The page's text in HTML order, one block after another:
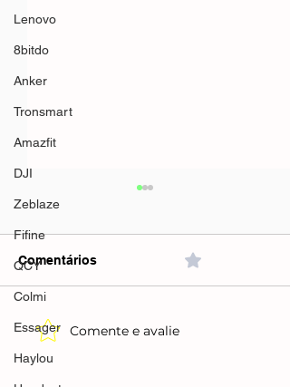
Lenovo
8bitdo
Anker
Tronsmart
Amazfit
DJI
Zeblaze
Fifine
QCY
Colmi
Essager
Haylou
Creatina Pura 600g Dark
Lab
Comentários
Comente e avalie